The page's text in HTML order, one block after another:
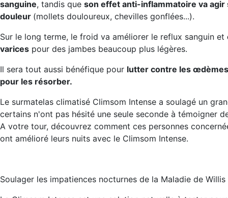
sanguine, tandis que son effet anti-inflammatoire va
douleur (mollets douloureux, chevilles gonflées...).
Sur le long terme, le froid va améliorer le reflux sanguin et
varices pour des jambes beaucoup plus légères.
Il sera tout aussi bénéfique pour lutter contre les
pour les résorber.
Le surmatelas climatisé Climsom Intense a soulagé un
certains n'ont pas hésité une seule seconde à témoigner
A votre tour, découvrez comment ces personnes
ont amélioré leurs nuits avec le Climsom Intense.
Soulager les impatiences nocturnes de la Maladie de